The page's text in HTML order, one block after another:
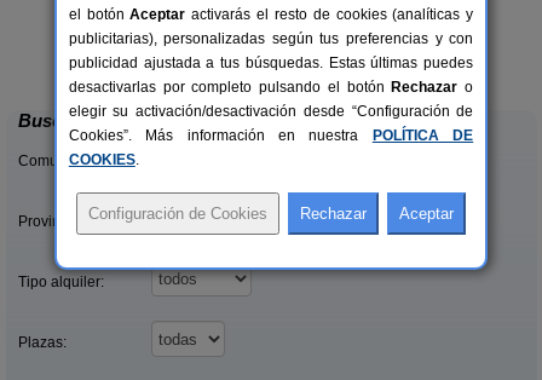
14+6 pers.
desde25 €
Casa da Roncha
Noia (A Coruña)
Buscar
Comunidades:
Provincias/Islas:
Tipo alquiler:
Plazas:
el botónAceptar activarás el resto de cookies (analíticas y
publicitarias), personalizadas según tus preferencias y con
publicidad ajustada a tus búsquedas. Estas últimas puedes
desactivarlas por completo pulsando el botón Rechazar o
elegir su activación/desactivación desde “Configuración de
Cookies”. Más información en nuestra
POLÍTICA DE
COOKIES.